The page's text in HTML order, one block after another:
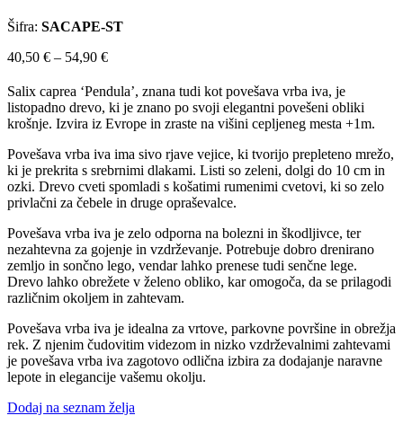
Šifra: SACAPE-ST
40,50 € – 54,90 €Cenovni
od
40,50 €
do
Salix caprea ‘Pendula’, znana tudi kot povešava vrba iva, je
listopadno drevo, ki je znano po svoji elegantni povešeni obliki
krošnje. Izvira iz Evrope in zraste na višini cepljeneg mesta +1m.
Povešava vrba iva ima sivo rjave vejice, ki tvorijo prepleteno mrežo,
ki je prekrita s srebrnimi dlakami. Listi so zeleni, dolgi do 10 cm in
ozki. Drevo cveti spomladi s košatimi rumenimi cvetovi, ki so zelo
privlačni za čebele in druge opraševalce.
Povešava vrba iva je zelo odporna na bolezni in škodljivce, ter
nezahtevna za gojenje in vzdrževanje. Potrebuje dobro drenirano
zemljo in sončno lego, vendar lahko prenese tudi senčne lege.
Drevo lahko obrežete v želeno obliko, kar omogoča, da se prilagodi
različnim okoljem in zahtevam.
Povešava vrba iva je idealna za vrtove, parkovne površine in obrežja
rek. Z njenim čudovitim videzom in nizko vzdrževalnimi zahtevami
je povešava vrba iva zagotovo odlična izbira za dodajanje naravne
lepote in elegancije vašemu okolju.
Dodaj na seznam želja